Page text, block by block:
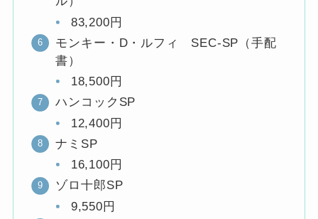
83,200円
モンキー・D・ルフィ SEC-SP（手配
書）
18,500円
ハンコックSP
12,400円
ナミSP
16,100円
ゾロ十郎SP
9,550円